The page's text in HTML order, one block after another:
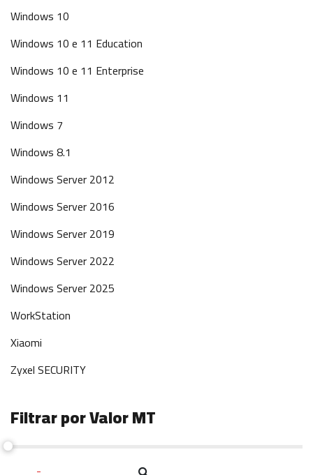
Windows 10
Windows 10 e 11 Education
Windows 10 e 11 Enterprise
Windows 11
Windows 7
Windows 8.1
Windows Server 2012
Windows Server 2016
Windows Server 2019
Windows Server 2022
Windows Server 2025
WorkStation
Xiaomi
Zyxel SECURITY
Filtrar por Valor MT